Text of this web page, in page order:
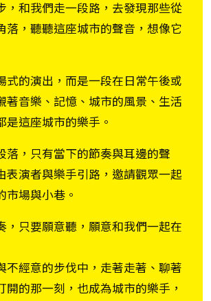
，和我們走一段路，去發現那些從
落，聽聽這座城市的聲音，想像它
式的演出，而是一段在日常午後或
著音樂、記憶、城市的風景、生活
是這座城市的樂手。
落，只有當下的節奏與耳邊的聲
表演者與樂手引路，邀請觀眾一起
市場與小巷。
，只要願意聽，願意和我們一起在
不經意的步伐中，走著走著、聊著
開的那一刻，也成為城市的樂手，